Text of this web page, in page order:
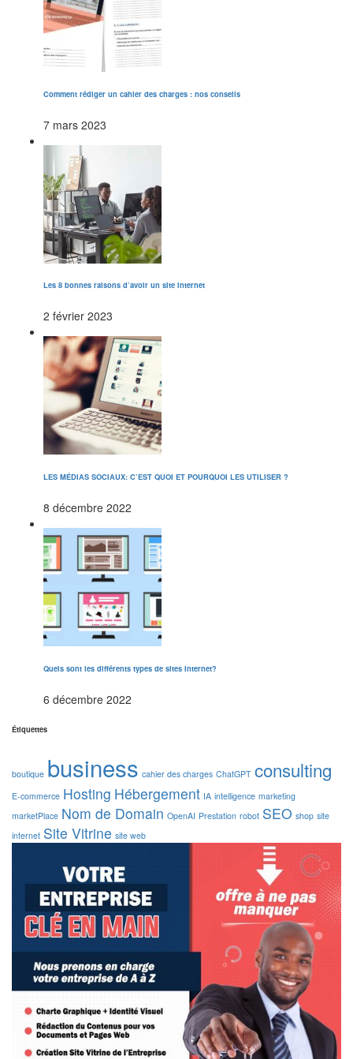
Comment rédiger un cahier des charges : nos conseils
7 mars 2023
Les 8 bonnes raisons d’avoir un site internet
2 février 2023
LES MÉDIAS SOCIAUX: C’EST QUOI ET POURQUOI LES UTILISER ?
8 décembre 2022
Quels sont les différents types de sites Internet?
6 décembre 2022
Étiquettes
boutique business cahier des charges ChatGPT consulting
E-commerce Hosting Hébergement IA intelligence marketing
marketPlace Nom de Domain OpenAI Prestation robot SEO shop site
internet Site Vitrine site web